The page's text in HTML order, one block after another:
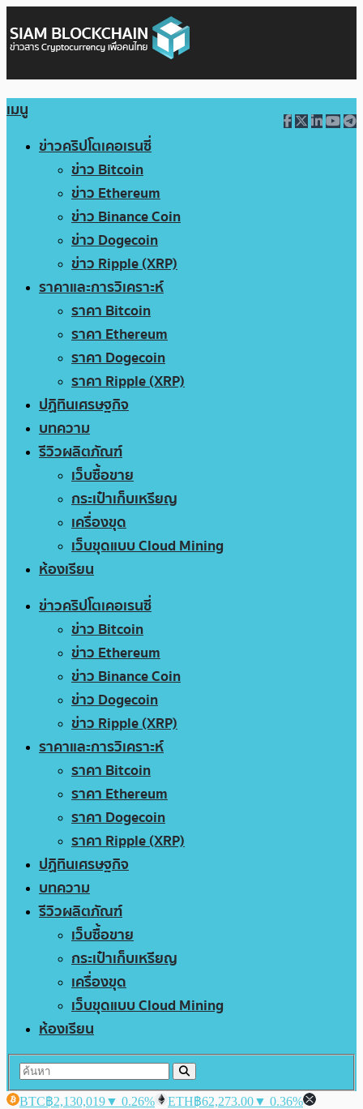
เมนู
ข่าวคริปโตเคอเรนซี่
ข่าว Bitcoin
ข่าว Ethereum
ข่าว Binance Coin
ข่าว Dogecoin
ข่าว Ripple (XRP)
ราคาและการวิเคราะห์
ราคา Bitcoin
ราคา Ethereum
ราคา Dogecoin
ราคา Ripple (XRP)
ปฏิทินเศรษฐกิจ
บทความ
รีวิวผลิตภัณฑ์
เว็บซื้อขาย
กระเป๋าเก็บเหรียญ
เครื่องขุด
เว็บขุดแบบ Cloud Mining
ห้องเรียน
ข่าวคริปโตเคอเรนซี่
ข่าว Bitcoin
ข่าว Ethereum
ข่าว Binance Coin
ข่าว Dogecoin
ข่าว Ripple (XRP)
ราคาและการวิเคราะห์
ราคา Bitcoin
ราคา Ethereum
ราคา Dogecoin
ราคา Ripple (XRP)
ปฏิทินเศรษฐกิจ
บทความ
รีวิวผลิตภัณฑ์
เว็บซื้อขาย
กระเป๋าเก็บเหรียญ
เครื่องขุด
เว็บขุดแบบ Cloud Mining
ห้องเรียน
BTC฿2,130,019▼ 0.26% ETH฿62,273.00▼ 0.36%